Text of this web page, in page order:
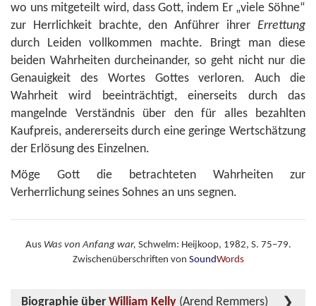
wo uns mitgeteilt wird, dass Gott, indem Er „viele Söhne“
zur Herrlichkeit brachte, den Anführer ihrer Errettung
durch Leiden vollkommen machte. Bringt man diese
beiden Wahrheiten durcheinander, so geht nicht nur die
Genauigkeit des Wortes Gottes verloren. Auch die
Wahrheit wird beeinträchtigt, einerseits durch das
mangelnde Verständnis über den für alles bezahlten
Kaufpreis, andererseits durch eine geringe Wertschätzung
der Erlösung des Einzelnen.
Möge Gott die betrachteten Wahrheiten zur
Verherrlichung seines Sohnes an uns segnen.
Aus Was von Anfang war, Schwelm: Heijkoop, 1982, S. 75–79.
Zwischenüberschriften von SoundWords
Biographie über William Kelly (Arend Remmers)